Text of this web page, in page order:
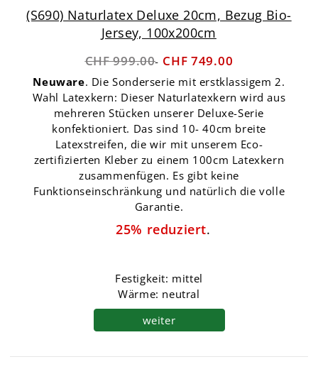
(S690) Naturlatex Deluxe 20cm, Bezug Bio-
Jersey, 100x200cm
CHF 999.00 CHF 749.00
Neuware. Die Sonderserie mit erstklassigem 2.
Wahl Latexkern: Dieser Naturlatexkern wird aus
mehreren Stücken unserer Deluxe-Serie
konfektioniert. Das sind 10- 40cm breite
Latexstreifen, die wir mit unserem Eco-
zertifizierten Kleber zu einem 100cm Latexkern
zusammenfügen. Es gibt keine
Funktionseinschränkung und natürlich die volle
Garantie.
25% reduziert.
Festigkeit: mittel
Wärme: neutral
weiter